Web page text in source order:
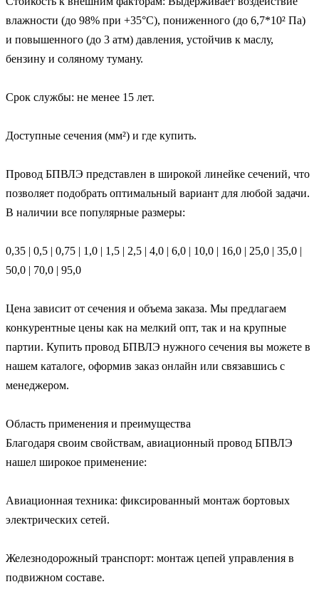
влажности (до 98% при +35°С), пониженного (до 6,7*10² Па)
и повышенного (до 3 атм) давления, устойчив к маслу,
бензину и соляному туману.
Срок службы: не менее 15 лет.
Доступные сечения (мм²) и где купить.
Провод БПВЛЭ представлен в широкой линейке сечений, что
позволяет подобрать оптимальный вариант для любой задачи.
В наличии все популярные размеры:
0,35 | 0,5 | 0,75 | 1,0 | 1,5 | 2,5 | 4,0 | 6,0 | 10,0 | 16,0 | 25,0 | 35,0 |
50,0 | 70,0 | 95,0
Цена зависит от сечения и объема заказа. Мы предлагаем
конкурентные цены как на мелкий опт, так и на крупные
партии. Купить провод БПВЛЭ нужного сечения вы можете в
нашем каталоге, оформив заказ онлайн или связавшись с
менеджером.
Область применения и преимущества
Благодаря своим свойствам, авиационный провод БПВЛЭ
нашел широкое применение:
Авиационная техника: фиксированный монтаж бортовых
электрических сетей.
Железнодорожный транспорт: монтаж цепей управления в
подвижном составе.